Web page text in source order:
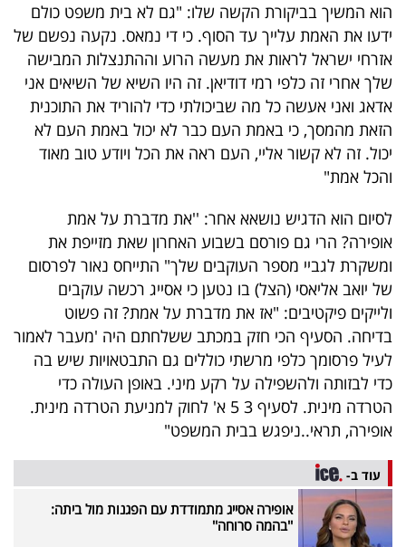
הוא המשיך בביקורת הקשה שלו: "גם לא בית משפט כולם
ידעו את האמת עלייך עד הסוף. כי די נמאס. נקעה נפשם של
אזרחי ישראל לראות את מעשה הרוע וההתנצלות המבישה
שלך אחרי זה כלפי רמי דודיאן. זה היו השיא של השיאים אני
אדאג ואני אעשה כל מה שביכולתי כדי להוריד את התוכנית
הזאת מהמסך, כי באמת העם כבר לא יכול באמת העם לא
יכול. זה לא קשור אליי, העם ראה את הכל ויודע טוב מאוד
והכל אמת"
לסיום הוא הדגיש נושאא אחר: ''את מדברת על אמת
אופירה? הרי גם פורסם בשבוע האחרון שאת מזייפת את
ומשקרת לגביי מספר העוקבים שלך" התייחס נאור לפרסום
של יואב אליאסי (הצל) בו נטען כי אסייג רכשה עוקבים
ולייקים פיקטיבים: "אז את מדברת על אמת? זה פשוט
בדיחה. הסעיף הכי חזק במכתב ששלחתם היה 'מעבר לאמור
לעיל פרסומך כלפי מרשתי כוללים גם התבטאויות שיש בה
כדי לבזותה ולהשפילה על רקע מיני. באופן העולה כדי
הטרדה מינית. לסעיף 3 5 א' לחוק למניעת הטרדה מינית.
אופירה, תראי..ניפגש בבית המשפט"
עוד ב-
אופירה אסייג מתמודדת עם הפגנות מול ביתה:
''בהמה סרוחה''